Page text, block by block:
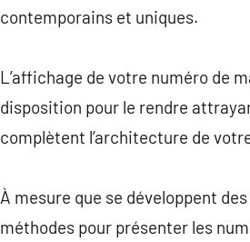
contemporains et uniques.
L’affichage de votre numéro de
disposition pour le rendre
complètent l’architecture de
À mesure que se développent
méthodes pour présenter les